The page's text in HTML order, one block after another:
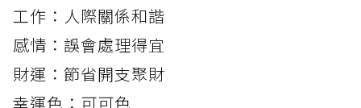
工作：人際關係和諧
感情：誤會處理得宜
財運：節省開支聚財
幸運色：可可色